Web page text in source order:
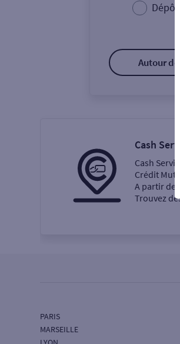
Dépôt
Autour de
Cash
Cash
Crédit
A partir de
Trouvez
PARIS
MARSEILLE